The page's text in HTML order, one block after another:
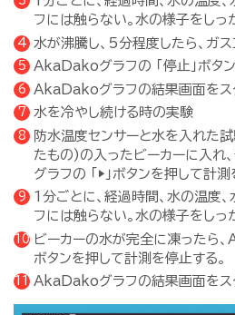
フには触らない。水の様子をしっ
水が沸騰し、5分程度したら、ガス
AkaDakoグラフの 「停止」ボタ
AkaDakoグラフの結果画面をス
水を冷やし続ける時の実験
防水温度センサーと水を入れた
たもの)の入ったビーカーに入れ
グラフの 「▶」ボタンを押して計測
1分ごとに、経過時間、水の温度
フには触らない。水の様子をしっ
ビーカーの水が完全に凍ったら
ボタンを押して計測を停止する。
AkaDakoグラフの結果画面をス